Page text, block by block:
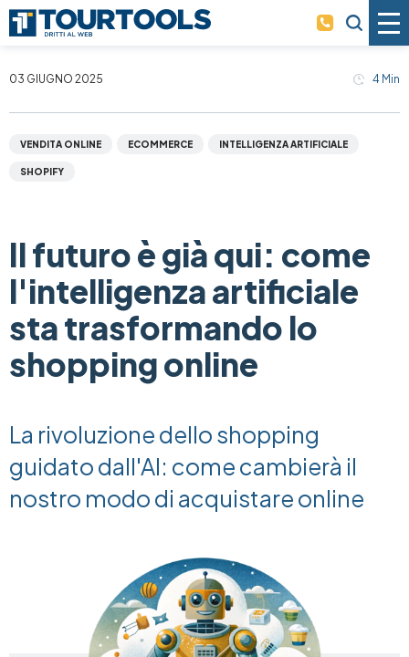
03 GIUGNO 2025 4 Min
VENDITA ONLINE ECOMMERCE INTELLIGENZA ARTIFICIALE
SHOPIFY
Il futuro è già qui: come
l'intelligenza artificiale
sta trasformando lo
shopping online
La rivoluzione dello shopping
guidato dall'AI: come cambierà il
nostro modo di acquistare online